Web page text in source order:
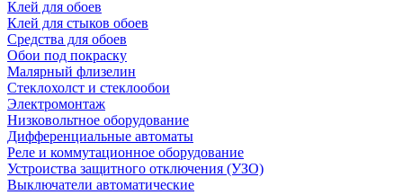
Клей для обоев
Клей для стыков обоев
Средства для обоев
Обои под покраску
Малярный флизелин
Стеклохолст и стеклообои
Электромонтаж
Низковольтное оборудование
Дифференциальные автоматы
Реле и коммутационное оборудование
Устроиства защитного отключения (УЗО)
Выключатели автоматические